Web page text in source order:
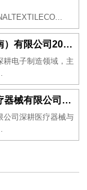
祝贺立讯技术（越南）有限公司2026年一次性成功通过RBA-VAP审核获得金牌评级！
耕电子制造领域，主
祝贺河南意诺康医疗器械有限公司2026年一次性成功通过GMP认证
公司深耕医疗器械与